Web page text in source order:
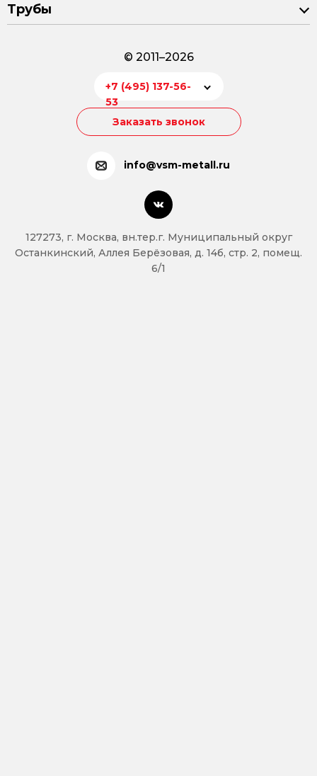
Трубы
© 2011–2026
+7 (495) 137-56-
53
Заказать звонок
info@vsm-metall.ru
127273, г. Москва, вн.тер.г. Муниципальный округ
Останкинский, Аллея Берёзовая, д. 14б, стр. 2, помещ.
6/1